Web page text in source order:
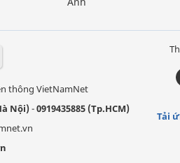
thông VietNamNet
Nội)-0919435885 (Tp.HCM)
Tải